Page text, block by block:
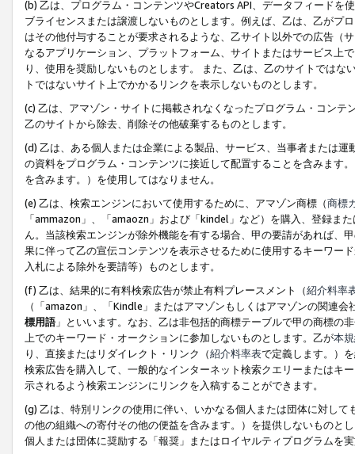
(b) 乙は、プログラム・コンテンツやCreators API、データフィード
ブライセンスまたは譲渡しないものとします。例えば、乙は、乙がプ
はその他付与することが要求されるような、乙サイト以外での広告（
なるアプリケーション、プラットフォーム、サイトまたはサービス上
り、使用を奨励しないものとします。 また、乙は、乙のサイトでは
トではないサイト上でかかるリンクを表示しないものとします。
(c) 乙は、アマゾン・サイトに掲載されなくなったプログラム・コン
乙のサイトから除去、削除その他破棄するものとします。
(d) 乙は、ある個人または企業による製品、サービス、当事者または
の資料をプログラム・コンテンツに接近して配置することを含みます
を含みます。）を使用してはなりません。
(e) 乙は、検索エンジンにおいて使用するために、アマゾン商標（商標
「ammazon」、「amaozn」および「kindel」など）を購入、登録ま
ん。当該検索エンジンが除外機能を有する場合、甲の要請があれば、
果に伴って乙の宣伝コンテンツを表示させるために使用するキーワー
入札による除外を要請等）ものとします。
(f) 乙は、結果的に有料検索広告が禁止有料プレースメント（紹介料率
（「amazon」、「Kindle」またはアマゾンもしくはアマゾンの関連
標用語」といいます。なお、乙は非包括的商標テーブルで甲の商標の
上でのキーワード・オークションに参加しないものとします。乙が本
り、直接またはリダイレクト・リンク（紹介料率表で定義します。）
検索広告を購入して、一般的なインターネット検索クエリーまたはキ
示されるよう検索エンジンにリンクを入稿することができます。
(g) 乙は、特別リンクの使用に伴い、いかなる個人または団体に対し
の他の組織への寄付その他の便益を含みます。）を提供しないものと
個人または団体に奨励する「報奨」またはロイヤルティプログラムを